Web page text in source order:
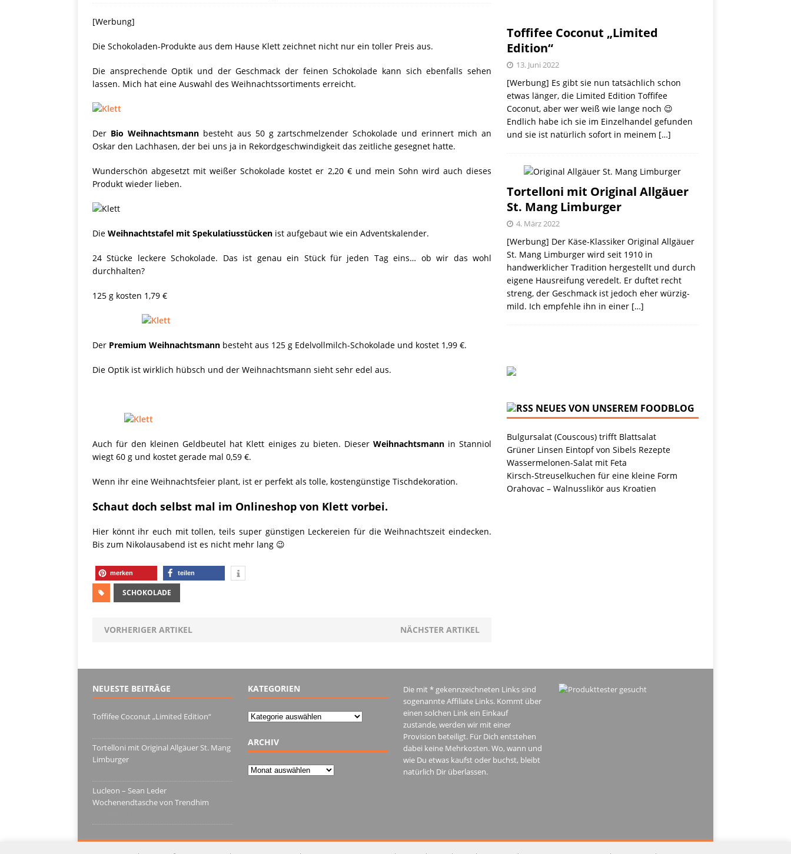
SHOPVORSTELLUNGEN
[ 9. Februar 2021 ] W.K. Kellogg ® Müslis – mit einem knackigen Crunch
[ 19. Dezember 2020 ]
[ 29. November 2020 ] Selection des Jahres 2021 von Melitta® BellaCrema®
PRODUKTVORSTELLUNGEN
[Werbung]
Die Schokoladen-Produkte aus dem Hause Klett zeichnet nicht nur ein toller Preis aus.
Die ansprechende Optik und der Geschmack der feinen Schokolade kann sich ebenfalls sehen
lassen. Mich hat eine Auswahl des Weihnachtssortiments erreicht.
Der Bio Weihnachtsmannbesteht aus 50 g zartschmelzender Schokolade und erinnert mich an
Oskar den Lachhasen, der bei uns ja in Rekordgeschwindigkeit das zeitliche gesegnet hatte.
Wunderschön abgesetzt mit weißer Schokolade kostet er 2,20 € und mein Sohn wird auch dieses
Produkt wieder lieben.
Die Weihnachtstafel mit Spekulatiusstücken ist aufgebaut wie ein Adventskalender.
24 Stücke leckere Schokolade. Das ist genau ein Stück für jeden Tag eins… ob wir das wohl
durchhalten?
125 g kosten 1,79 €
Der Premium Weihnachtsmann besteht aus 125 g Edelvollmilch-Schokolade und kostet 1,99 €.
Die Optik ist wirklich hübsch und der Weihnachtsmann sieht sehr edel aus.
Auch für den kleinen Geldbeutel hat Klett einiges zu bieten. Dieser Weihnachtsmann in Stanniol
wiegt 60 g und kostet gerade mal 0,59 €.
Wenn ihr eine Weihnachtsfeier plant, ist er perfekt als tolle, kostengünstige Tischdekoration.
Schaut doch selbst mal im Onlineshop von Klett vorbei.
Hier könnt ihr euch mit tollen, teils super günstigen Leckereien für die Weihnachtszeit eindecken.
Bis zum Nikolausabend ist es nicht mehr lang 😉
merken teilen
SCHOKOLADE
VORHERIGER ARTIKEL NÄCHSTER ARTIKEL
Toffifee Coconut „Limited
Edition“
13. Juni 2022
[Werbung] Es gibt sie nun tatsächlich schon
etwas länger, die Limited Edition Toffifee
Coconut, aber wer weiß wie lange noch 😉
Endlich habe ich sie im Einzelhandel gefunden
und sie ist natürlich sofort in meinem […]
Tortelloni mit Original Allgäuer
St. Mang Limburger
4. März 2022
[Werbung] Der Käse-Klassiker Original Allgäuer
St. Mang Limburger wird seit 1910 in
handwerklicher Tradition hergestellt und durch
eigene Hausreifung veredelt. Er duftet recht
streng, der Geschmack ist jedoch eher würzig-
mild. Ich empfehle ihn in einer […]
NEUES VON UNSEREM FOODBLOG
Bulgursalat (Couscous) trifft Blattsalat
Grüner Linsen Eintopf von Sibels Rezepte
Wassermelonen-Salat mit Feta
Kirsch-Streuselkuchen für eine kleine Form
Orahovac – Walnusslikör aus Kroatien
NEUESTE BEITRÄGE
Toffifee Coconut „Limited Edition“
Tortelloni mit Original Allgäuer St. Mang
Limburger
Lucleon – Sean Leder
Wochenendtasche von Trendhim
KATEGORIEN
Kategorien
ARCHIV
Archiv
Die mit * gekennzeichneten Links sind
sogenannte Affiliate Links. Kommt über
einen solchen Link ein Einkauf
zustande, werden wir mit einer
Provision beteiligt. Für Dich entstehen
dabei keine Mehrkosten. Wo, wann und
wie Du etwas kaufst oder buchst, bleibt
natürlich Dir überlassen.
IMPRESSUM DATENSCHUTZ